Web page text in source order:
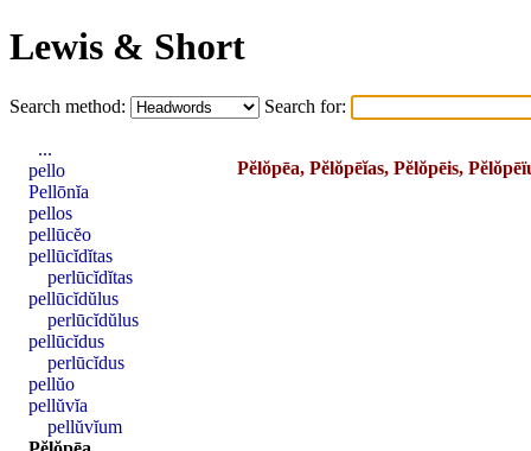
Lewis & Short
Search method: Search for:
Pĕlŏpēa, Pĕlŏpēĭas, Pĕlŏpēis,
...
pello
Pellōnĭa
pellos
pellūcĕo
pellūcĭdĭtas
perlūcĭdĭtas
pellūcĭdŭlus
perlūcĭdŭlus
pellūcĭdus
perlūcĭdus
pellŭo
pellŭvĭa
pellŭvĭum